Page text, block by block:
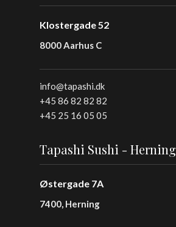
Klostergade 52
8000 Aarhus C
info@tapashi.dk
+45 86 82 82 82
+45 25 16 05 05
Tapashi Sushi - Herning
Østergade 7A
7400, Herning